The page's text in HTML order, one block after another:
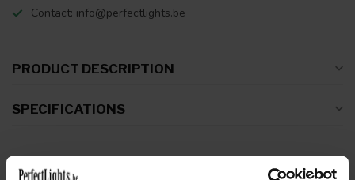
Contact: info@perfectlights.be
PRODUCT DESCRIPTION
SPECIFICATIONS
RELATED PRODUCTS